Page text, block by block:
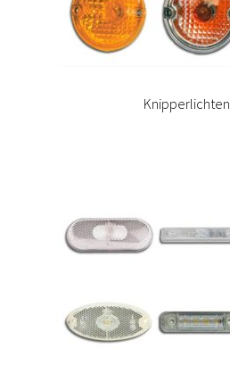
Knipperlichten